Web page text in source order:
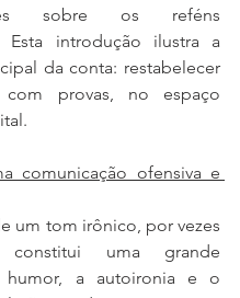
sobre os reféns
Esta introdução ilustra a
da conta: restabelecer
provas, no espaço
comunicação ofensiva e
um tom irônico, por vezes
constitui uma grande
humor, a autoironia e o